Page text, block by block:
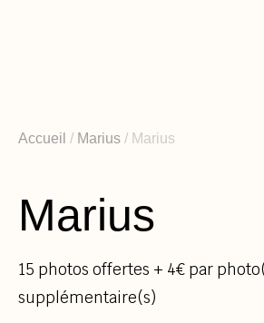
Accueil / Marius / Marius
Marius
15 photos offertes + 4€ par
supplémentaire(s)